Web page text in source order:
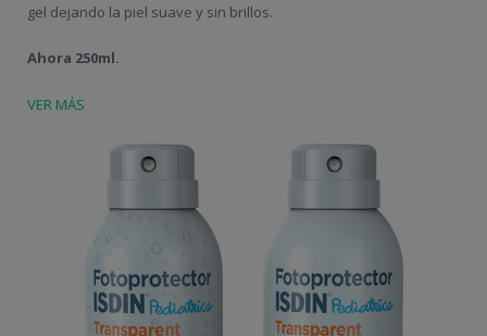
gel dejando la piel suave y sin brillos.
Ahora 250ml.
VER MÁS